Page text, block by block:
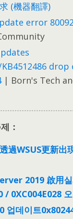
(機器翻譯)
error
KB4512486
| Born's Tech
：
過WSUS更新出
2019 啟用실
/ 0XC004E028
업데이트